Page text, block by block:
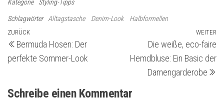
Kategorie Styling-Tipps
Schlagwörter Alltagstasche Denim-Look Halbformellen
Beitragsnavigation
Vorheriger
Beitrag
ZURÜCK
Bermuda Hosen: Der
perfekte Sommer-Look
WEITER
Die weiße, eco-faire
Hemdbluse: Ein Basic der
Damengarderobe
Schreibe einen Kommentar